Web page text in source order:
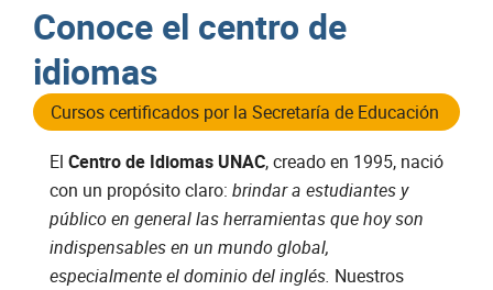
Conoce el centro de
idiomas
Cursos certificados por la Secretaría de Educación
El Centro de Idiomas UNAC, creado en 1995, nació
con un propósito claro: brindar a estudiantes y
público en general las herramientas que hoy son
indispensables en un mundo global,
especialmente el dominio del inglés. Nuestros